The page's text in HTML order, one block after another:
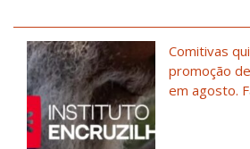
Comitivas
promoção
em agosto.